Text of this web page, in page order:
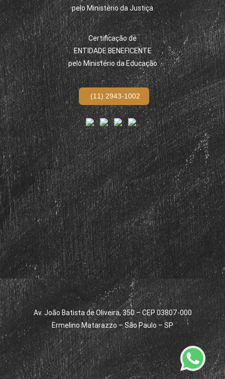
pelo Ministério da Justiça
Certificação de
ENTIDADE BENEFICENTE
pelo Ministério da Educação
(11) 2943-1002
Av. João Batista de Oliveira, 350 – CEP 03807-000
Ermelino Matarazzo – São Paulo – SP